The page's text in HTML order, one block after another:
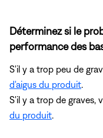
Déterminez si le
performance des
S'il y a trop peu de
d'aigus du produit
S'il y a trop de graves,
du produit